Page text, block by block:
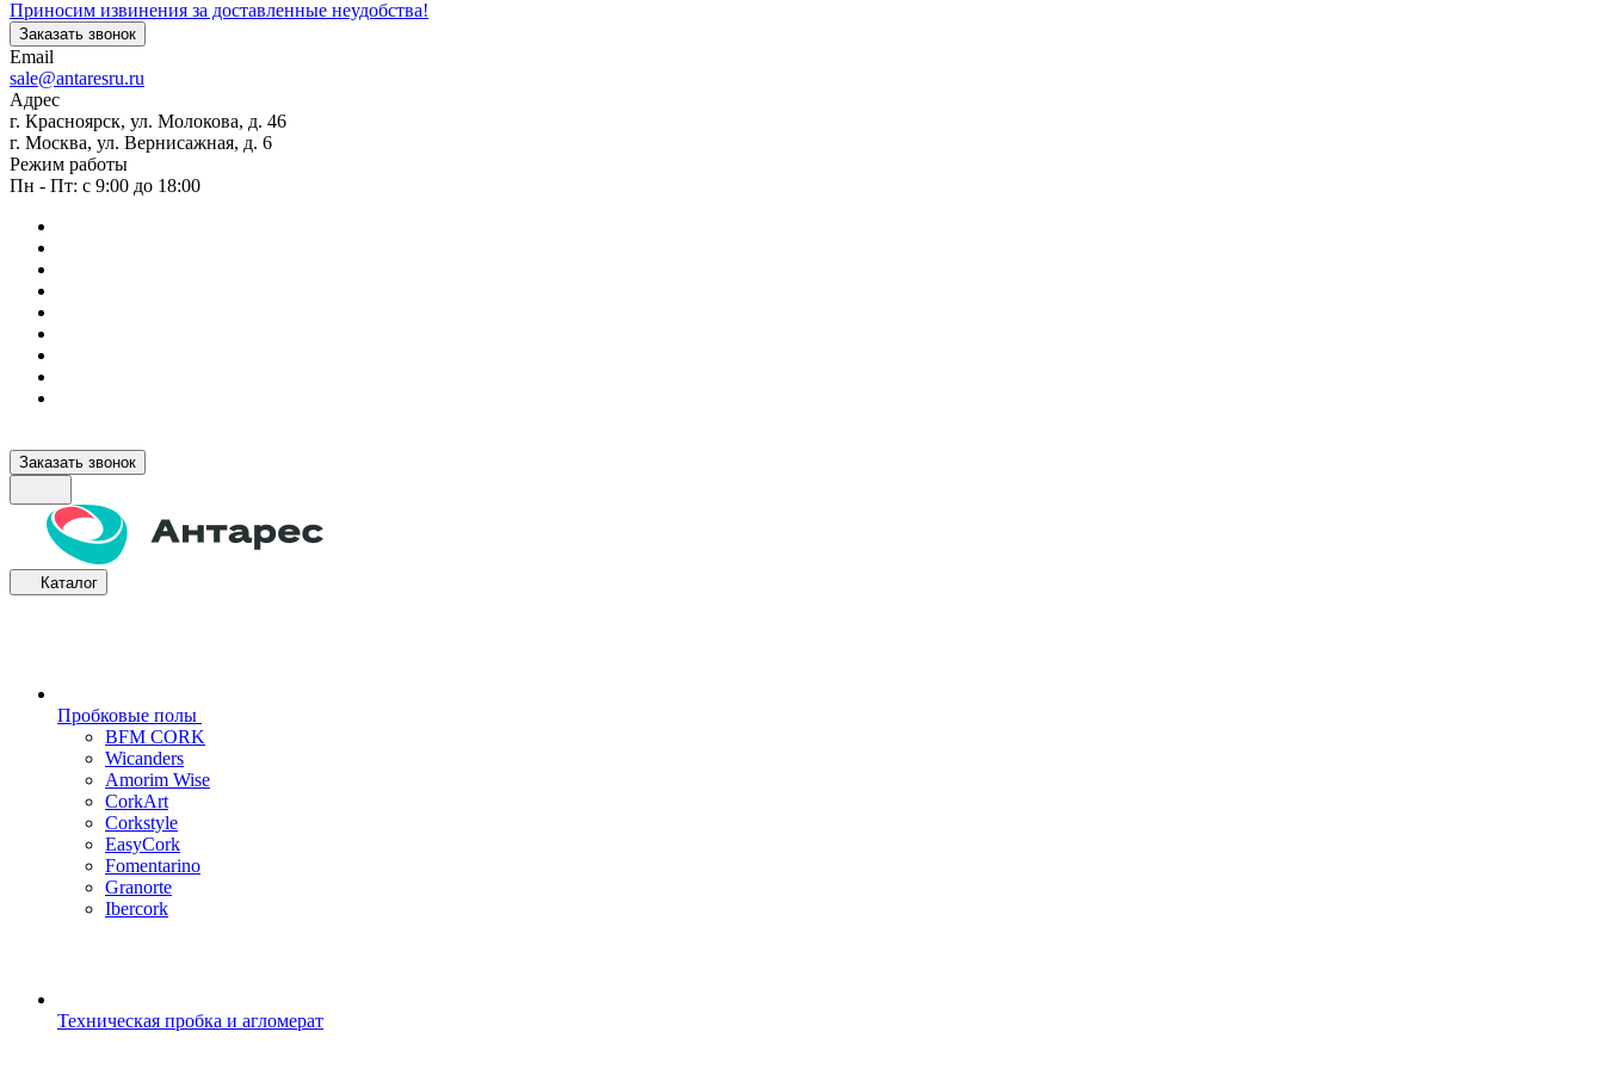
Приносим извинения за доставленные неудобства!
Заказать звонок
Email
sale@antaresru.ru
Адрес
г. Красноярск, ул. Молокова, д. 46
г. Москва, ул. Вернисажная, д. 6
Режим работы
Пн - Пт: с 9:00 до 18:00
Заказать звонок
Каталог
Пробковые полы
BFM CORK
Wicanders
Amorim Wise
CorkArt
Corkstyle
EasyCork
Fomentarino
Granorte
Ibercork
Техническая пробка и агломерат